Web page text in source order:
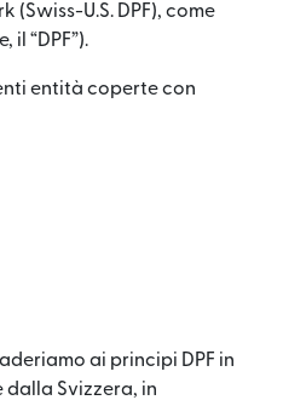
(Swiss-U.S. DPF), come
“DPF”).
entità coperte con
ai principi DPF in
dalla Svizzera, in